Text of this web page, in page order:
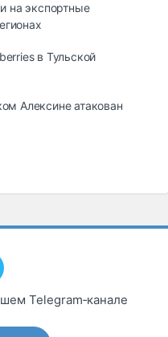
на экспортные
в Тульской
Алексине атакован
Telegram‑канале